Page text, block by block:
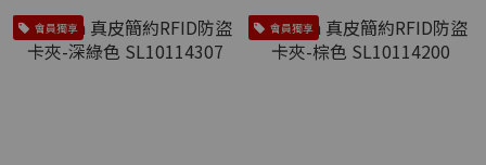
會員獨享 會員獨享